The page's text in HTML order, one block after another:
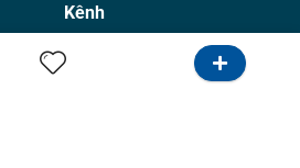
Kênh